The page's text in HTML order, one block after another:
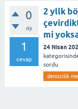
0
oy
1
cevap
2 yllk
mi
24 Nisan
sordu
denizcilik